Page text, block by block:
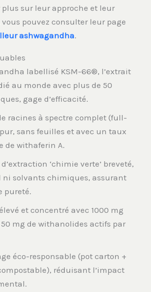
plus sur leur approche et leur
pouvez consulter leur page
ashwagandha.
labellisé KSM-66®, l’extrait
au monde avec plus de 50
gage d’efficacité.
racines à spectre complet (full-
sans feuilles et avec un taux
de withaferin A.
‘chimie verte’ breveté,
ni solvants chimiques, assurant
pureté.
et concentré avec 1000 mg
50 mg de withanolides actifs par
éco-responsable (pot carton +
réduisant l’impact